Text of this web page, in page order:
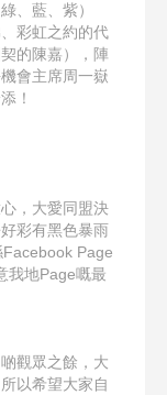
、藍、紫）
彩虹之約的代
的陳嘉），陣
會主席周一嶽
！
，大愛同盟決
彩有黑色暴雨
Facebook Page
我地Page嘅最
觀眾之餘，大
以希望大家自